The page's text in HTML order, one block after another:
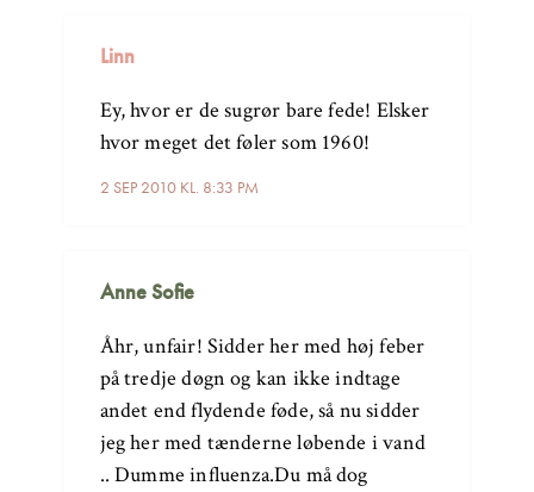
Linn
2 SEP 2010 KL. 8:33 PM
Ey, hvor er de sugrør bare fede! Elsker
hvor meget det føler som 1960!
Anne Sofie
Åhr, unfair! Sidder her med høj feber
på tredje døgn og kan ikke indtage
andet end flydende føde, så nu sidder
jeg her med tænderne løbende i vand
.. Dumme influenza.Du må dog